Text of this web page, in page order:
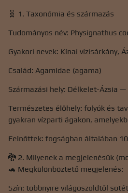
🧬 1. Taxonómia és származás
Tudományos név: Physignathus
Gyakori nevek: Kínai vízisárkány,
Család: Agamidae (agama)
Származási hely: Délkelet-Ázsia
Természetes élőhely: folyók és
gyakran vízparti ágakon,
Felnőttek: fogságban általában
🐉 2. Milyenek a megjelenésük
🐢 Megkülönböztető megjelenés:
Szín: többnyire világoszöldtől